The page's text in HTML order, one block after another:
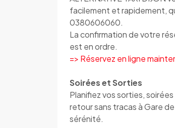
facilement et rapidement,
0380606060.
La confirmation de votre
est en ordre.
=> Réservez en ligne
Soirées et Sorties
Planifiez vos sorties,
retour sans tracas à Gare
sérénité.